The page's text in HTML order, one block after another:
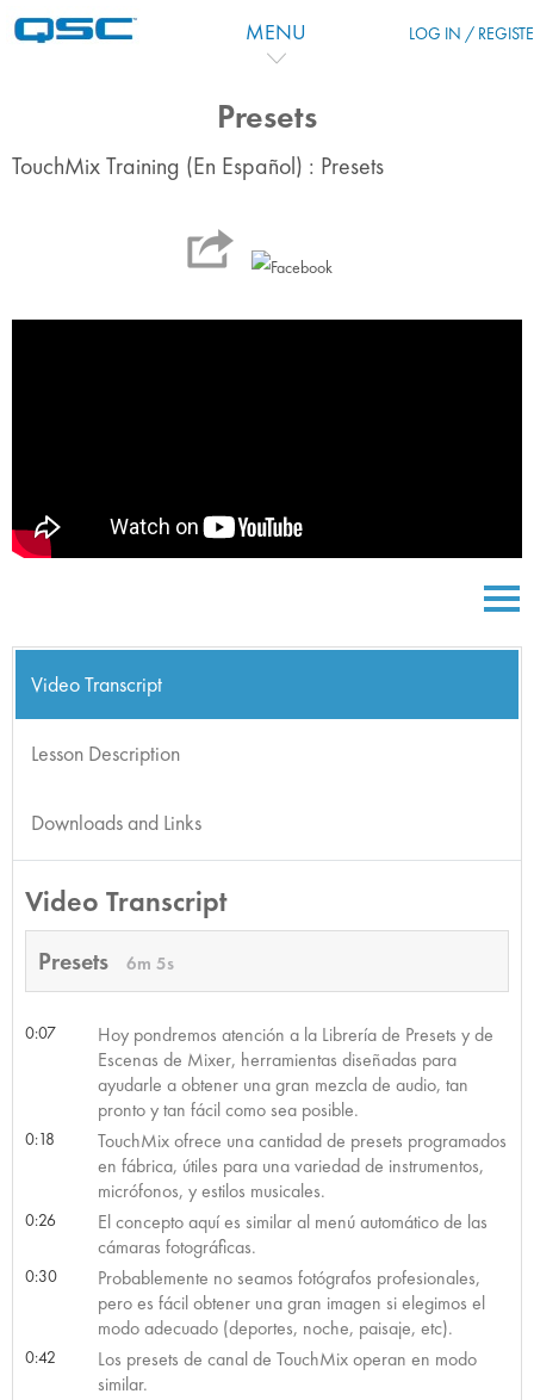
MENU LOG IN /
Presets
TouchMix Training (En Español) : Presets
Video Transcript
Lesson Description
Downloads and Links
Video Transcript
Presets 6m 5s
0:07
Hoy pondremos atención a la Librería de Presets y de
Escenas de Mixer, herramientas diseñadas para
ayudarle a obtener una gran mezcla de audio, tan
pronto y tan fácil como sea posible.
0:18
TouchMix ofrece una cantidad de presets programados
en fábrica, útiles para una variedad de instrumentos,
micrófonos, y estilos musicales.
0:26
El concepto aquí es similar al menú automático de las
cámaras fotográficas.
0:30
Probablemente no seamos fotógrafos profesionales,
pero es fácil obtener una gran imagen si elegimos el
modo adecuado (deportes, noche, paisaje, etc).
0:42
Los presets de canal de TouchMix operan en modo
similar.